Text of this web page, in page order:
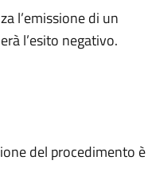
l’emissione di un
l’esito negativo.
del procedimento è